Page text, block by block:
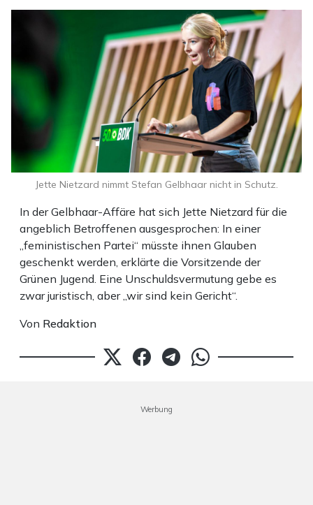
In der Gelbhaar-Affäre hat sich Jette Nietzard für die
angeblich Betroffenen ausgesprochen: In einer
„feministischen Partei“ müsste ihnen Glauben
geschenkt werden, erklärte die Vorsitzende der
Grünen Jugend. Eine Unschuldsvermutung gebe es
zwar juristisch, aber „wir sind kein Gericht“.
Von Redaktion
Jette Nietzard nimmt Stefan Gelbhaar nicht in Schutz.
Werbung